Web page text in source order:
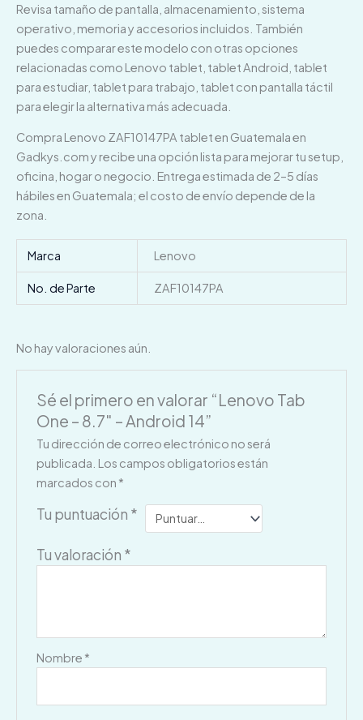
Revisa tamaño de pantalla, almacenamiento, sistema
operativo, memoria y accesorios incluidos. También
puedes comparar este modelo con otras opciones
relacionadas como Lenovo tablet, tablet Android, tablet
para estudiar, tablet para trabajo, tablet con pantalla táctil
para elegir la alternativa más adecuada.
Compra Lenovo ZAF10147PA tablet en Guatemala en
Gadkys.com y recibe una opción lista para mejorar tu setup,
oficina, hogar o negocio. Entrega estimada de 2–5 días
hábiles en Guatemala; el costo de envío depende de la
zona.
Marca Lenovo
No. de Parte ZAF10147PA
No hay valoraciones aún.
Sé el primero en valorar “Lenovo Tab
One – 8.7″ – Android 14”
Tu dirección de correo electrónico no será
publicada. Los campos obligatorios están
marcados con *
Tu puntuación *
Tu valoración *
Nombre *